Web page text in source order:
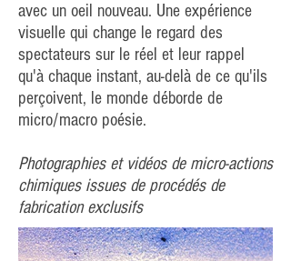
avec un oeil nouveau. Une expérience
visuelle qui change le regard des
spectateurs sur le réel et leur rappel
qu'à chaque instant, au-delà de ce qu'ils
perçoivent, le monde déborde de
micro/macro poésie.
Photographies et vidéos de micro-actions
chimiques issues de procédés de
fabrication exclusifs